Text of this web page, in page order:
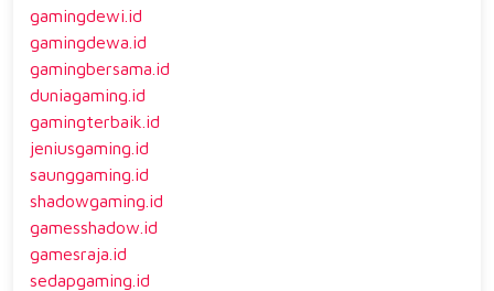
gamingdewi.id
gamingdewa.id
gamingbersama.id
duniagaming.id
gamingterbaik.id
jeniusgaming.id
saunggaming.id
shadowgaming.id
gamesshadow.id
gamesraja.id
sedapgaming.id